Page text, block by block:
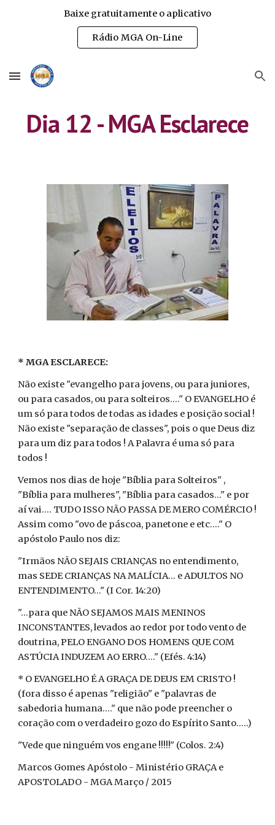
Baixe gratuitamente o aplicativo
Rádio MGA On-Line
Dia 12 - MGA Esclarece
* MGA ESCLARECE:
Não existe "evangelho para jovens, ou para juniores,
ou para casados, ou para solteiros...." O EVANGELHO é
um só para todos de todas as idades e posição social !
Não existe "separação de classes", pois o que Deus diz
para um diz para todos ! A Palavra é uma só para
todos !
Vemos nos dias de hoje "Bíblia para Solteiros" ,
"Bíblia para mulheres", "Bíblia para casados..." e por
aí vai.... TUDO ISSO NÃO PASSA DE MERO COMÉRCIO !
Assim como "ovo de páscoa, panetone e etc...." O
apóstolo Paulo nos diz:
"Irmãos NÃO SEJAIS CRIANÇAS no entendimento,
mas SEDE CRIANÇAS NA MALÍCIA... e ADULTOS NO
ENTENDIMENTO..." (I Cor. 14:20)
"...para que NÃO SEJAMOS MAIS MENINOS
INCONSTANTES, levados ao redor por todo vento de
doutrina, PELO ENGANO DOS HOMENS QUE COM
ASTÚCIA INDUZEM AO ERRO...." (Efés. 4:14)
* O EVANGELHO É A GRAÇA DE DEUS EM CRISTO !
(fora disso é apenas "religião" e "palavras de
sabedoria humana...." que não pode preencher o
coração com o verdadeiro gozo do Espírito Santo.....)
"Vede que ninguém vos engane !!!!!" (Colos. 2:4)
Marcos Gomes Apóstolo - Ministério GRAÇA e
APOSTOLADO - MGA Março / 2015